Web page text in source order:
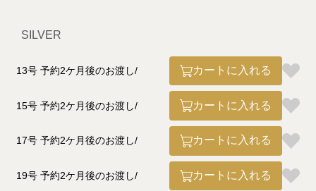
SILVER
13号 予約2ケ月後のお渡し カートに入れる
15号 予約2ケ月後のお渡し カートに入れる
17号 予約2ケ月後のお渡し カートに入れる
19号 予約2ケ月後のお渡し カートに入れる